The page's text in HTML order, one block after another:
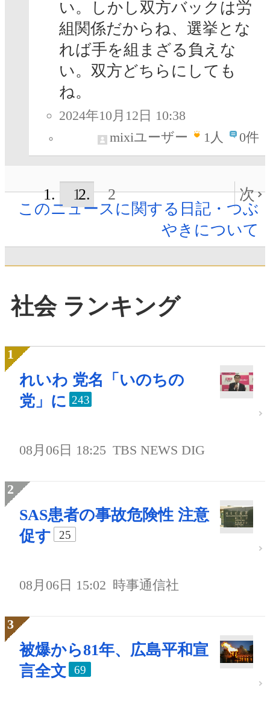
い。しかし双方バックは労
組関係だからね、選挙とな
れば手を組まざる負えな
い。双方どちらにしても
ね。
2024年10月12日 10:38
mixiユーザー
1人 0件
1 2
次
このニュースに関する日記・つぶ
やきについて
社会 ランキング
れいわ 党名「いのちの
党」に 243
08月06日 18:25 TBS NEWS DIG
SAS患者の事故危険性 注意
促す
25
08月06日 15:02 時事通信社
被爆から81年、広島平和宣
言全文
69